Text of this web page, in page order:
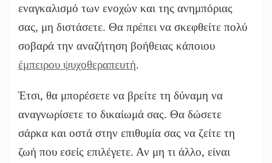
εναγκαλισμό των ενοχών και της ανημπόριας
σας, μη διστάσετε. Θα πρέπει να σκεφθείτε πολύ
σοβαρά την αναζήτηση βοήθειας κάποιου
έμπειρου ψυχοθεραπευτή.
Έτσι, θα μπορέσετε να βρείτε τη δύναμη να
αναγνωρίσετε το δικαίωμά σας. Θα δώσετε
σάρκα και οστά στην επιθυμία σας να ζείτε τη
ζωή που εσείς επιλέγετε. Αν μη τι άλλο, είναι